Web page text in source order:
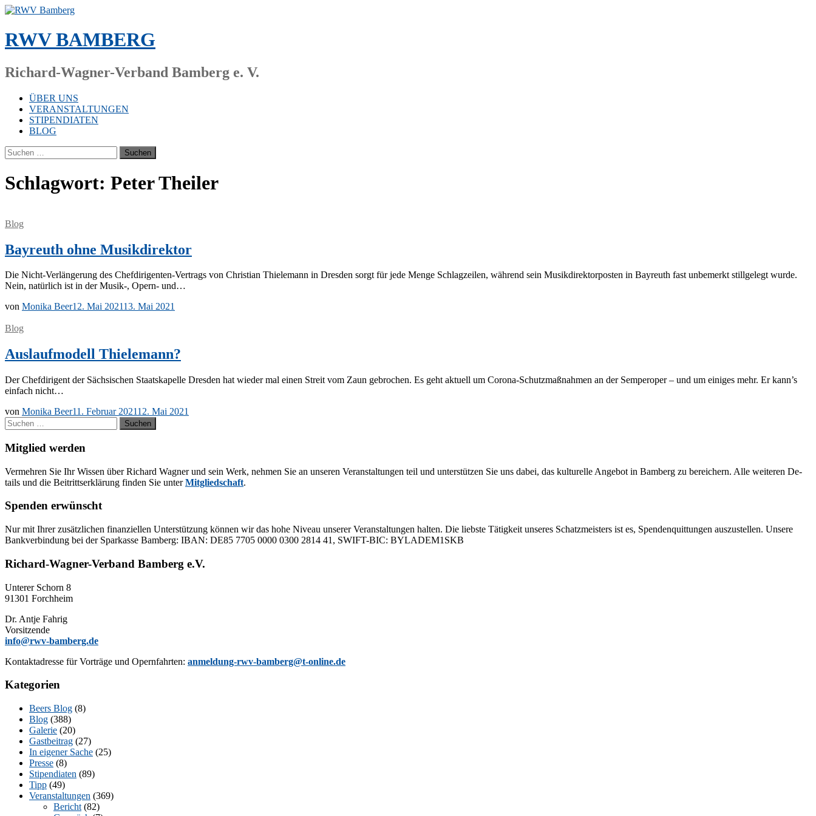
Zum
springen
RWV BAMBERG
Richard-Wagner-Verband Bamberg e. V.
ÜBER UNS
VERANSTALTUNGEN
STIPENDIATEN
BLOG
Suchen
nach:
Schlagwort: Peter Theiler
Blog
Bayreuth ohne Musikdirektor
Die Nicht-Ver­­län­­ge­rung des Che­f­­di­ri­­gen­­ten-Ver­­­trags von Chris­ti­an Thie­le­mann in Dres­den sorgt für jede Men­ge Schlag­zei­len, wäh­rend sein Mu­sik­di­rek­tor­pos­ten in Bay­reuth fast un­be­merkt still­ge­legt wur­de.
Nein, na­tür­lich ist in der Mu­­sik-, Opern- und…
von Monika Beer12. Mai 202113. Mai 2021
Blog
Auslaufmodell Thielemann?
Der Chef­di­ri­gent der Säch­si­schen Staats­ka­pel­le Dres­den hat wie­der mal ei­nen Streit vom Zaun ge­bro­chen. Es geht ak­tu­ell um Co­ro­­na-Schut­z­­ma­ß­­nah­­men an der Sem­per­oper – und um ei­ni­ges mehr. Er kann’s
ein­fach nicht…
von Monika Beer11. Februar 202112. Mai 2021
Suchen
nach:
Mitglied werden
Ver­meh­ren Sie Ihr Wis­sen über Ri­chard Wag­ner und sein Werk, neh­men Sie an un­se­ren Ver­an­stal­tun­gen teil und un­ter­stüt­zen Sie uns da­bei, das kul­tu­rel­le An­ge­bot in Bam­berg zu be­rei­chern. Alle wei­te­ren De­
tails und die Bei­tritts­er­klä­rung fin­den Sie un­terMit­glied­schaft.
Spenden erwünscht
Nur mit Ih­rer zu­sätz­li­chen fi­nan­zi­el­len Un­ter­stüt­zung kön­nen wir das hohe Ni­veau un­se­rer Ver­an­stal­tun­gen hal­ten. Die liebs­te Tä­tig­keit un­se­res Schatz­meis­ters ist es, Spen­den­quit­tun­gen aus­zu­stel­len. Un­se­re
Bank­ver­bin­dung bei der Spar­kas­se Bam­berg: IBAN: DE85 7705 0000 0300 2814 41, SWIFT-BIC: BYLADEM1SKB
Richard-Wagner-Verband Bamberg e.V.
Un­te­rer Schorn 8
91301 Forchheim
Dr. Ant­je Fahrig
Vorsitzende
info@rwv-bamberg.de
Kon­takt­adres­se für Vor­trä­ge und Opern­fahr­ten: anmeldung-rwv-bamberg@t-online.de
Kategorien
Beers Blog (8)
Blog (388)
Galerie (20)
Gastbeitrag (27)
In eigener Sache (25)
Presse (8)
Stipendiaten (89)
Tipp (49)
Veranstaltungen (369)
Bericht (82)